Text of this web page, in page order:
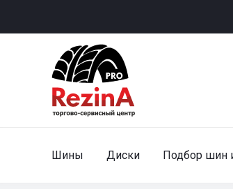
Шины Диски Подбор шин